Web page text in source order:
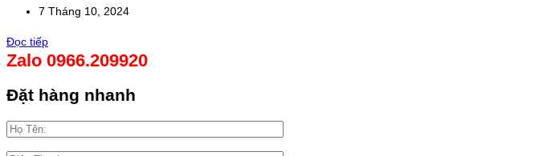
7 Tháng 10, 2024
Đọc tiếp
Zalo 0966.209920
Đặt hàng nhanh